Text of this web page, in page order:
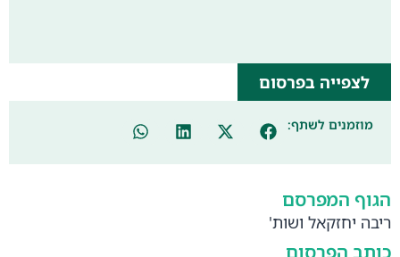
לצפייה בפרסום
מוזמנים לשתף:
הגוף המפרסם
ריבה יחזקאל ושות'